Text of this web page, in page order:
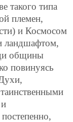
такого типа
племен,
и Космосом
ландшафтом,
общины
повинуясь